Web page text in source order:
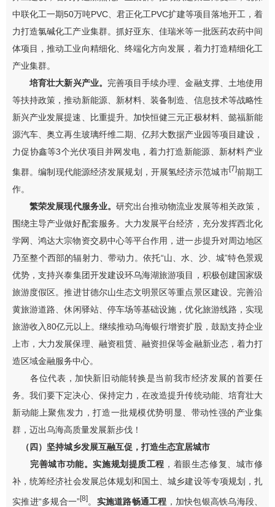
中联化工一期50万吨PVC 、君正化工PVC扩建等项目落地开工，着
力打造氯碱化工产业集群。抓好亚东、佳瑞米等一批医药农药中间
体项目，推动工业向精细化、终端化方向发展，着力打造精细化工
产业集群。
培育壮大新兴产业。 完善项目手续办理、金融支撑、土地使用
等扶持政策，推动新能源、新材料、装备制造、信息技术等战略性
新兴产业发展提速、比重提升。加快恒健三元正极材料、 懿福新能
源汽车 、奥立再生玻璃纤维二期 、亿邦大数据产业园等项目建设 ，
力促协鑫等3个光伏项目并网发电 ，着力打造新能源、新材料产业
集群。编制现代能源经济发展规划，开展氢经济示范城市[7]前期工
作。
繁荣发展现代服务业。 研究出台推动物流业发展等相关政策，
围绕主导产业做好配套服务。 大力发展平台经济，充分发挥西北化
学网、鸿达大宗物资交易中心等平台作用，进一步提升对周边地区
乃至整个西部的辐射力、带动力。依托“山、水、沙、城”特色景观
优势，支持兴泰集团开发建设环乌海湖旅游项目，积极创建国家级
旅游度假区。推进甘德尔山生态文明景区等重点景区建设。 完善沿
黄旅游道路、休闲驿站、停车场等基础设施，优化旅游线路，实现
旅游收入80亿元以上。继续推动乌海银行增资扩股 ，鼓励支持企业
上市，大力发展保理、融资租赁、融资担保等金融新业态，着力打
造区域金融服务中心。
各位代表，加快新旧动能转换是当前我市经济发展的首要任
务。我们要下定决心、保持定力，在改造提升传统动能、培育壮大
新动能上聚焦发力，打造一批规模优势明显、带动性强的产业集
群，迈出乌海高质量发展新步伐！
（四）坚持城乡发展互融互促，打造生态宜居城市
完善城市功能。实施规划提质工程 ， 着眼生态修复、城市修
补，统筹经济社会发展总体规划和国土、城乡建设等专项规划，扎
实推进“多规合一”[8]。 实施道路畅通工程 ，加快包银高铁乌海段、